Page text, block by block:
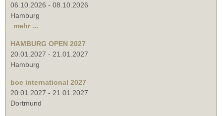
06.10.2026 - 08.10.2026
Hamburg
mehr ...
HAMBURG OPEN 2027
20.01.2027 - 21.01.2027
Hamburg
boe international 2027
20.01.2027 - 21.01.2027
Dortmund